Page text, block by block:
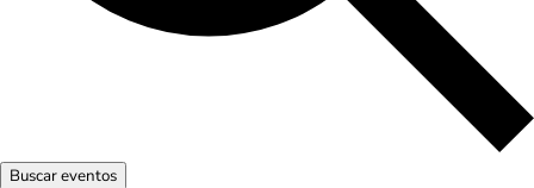
Buscar eventos